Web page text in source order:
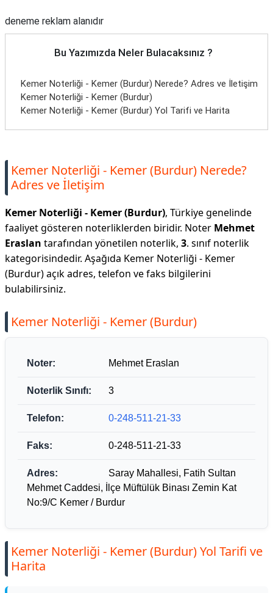
deneme reklam alanıdır
Bu Yazımızda Neler Bulacaksınız ?
Kemer Noterliği - Kemer (Burdur) Nerede? Adres ve İletişim
Kemer Noterliği - Kemer (Burdur)
Kemer Noterliği - Kemer (Burdur) Yol Tarifi ve Harita
Kemer Noterliği - Kemer (Burdur) Nerede?
Adres ve İletişim
Kemer Noterliği - Kemer (Burdur), Türkiye genelinde
faaliyet gösteren noterliklerden biridir. Noter Mehmet
Eraslan tarafından yönetilen noterlik, 3. sınıf noterlik
kategorisindedir. Aşağıda Kemer Noterliği - Kemer
(Burdur) açık adres, telefon ve faks bilgilerini
bulabilirsiniz.
Kemer Noterliği - Kemer (Burdur)
Noter: Mehmet Eraslan
Noterlik Sınıfı: 3
Telefon: 0-248-511-21-33
Faks: 0-248-511-21-33
Adres:
Saray Mahallesi, Fatih Sultan
Mehmet Caddesi, İlçe Müftülük Binası Zemin Kat
No:9/C Kemer / Burdur
Kemer Noterliği - Kemer (Burdur) Yol Tarifi ve
Harita